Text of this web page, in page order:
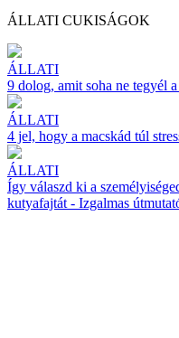
ÁLLATI CUKISÁGOK
ÁLLATI
9 dolog, amit soha ne tegyél
ÁLLATI
4 jel, hogy a macskád túl
ÁLLATI
Így válaszd ki a
kutyafajtát - Izgalmas